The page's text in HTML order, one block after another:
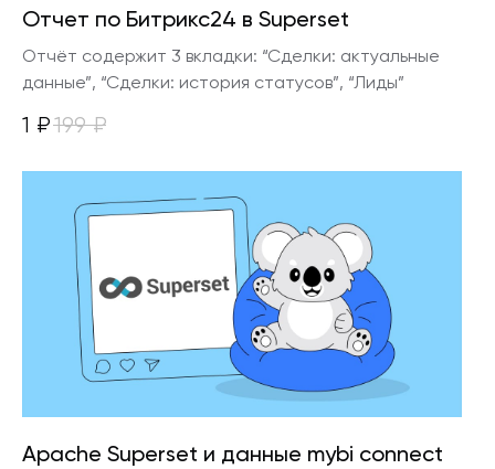
Отчет по Битрикс24 в Superset
Отчёт содержит 3 вкладки: “Сделки: актуальные
данные”, “Сделки: история статусов”, “Лиды”
1 ₽199 ₽
Apache Superset и данные mybi connect